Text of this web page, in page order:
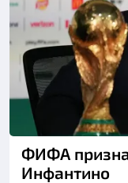
Снимка:
ФИФА призна
Инфантино